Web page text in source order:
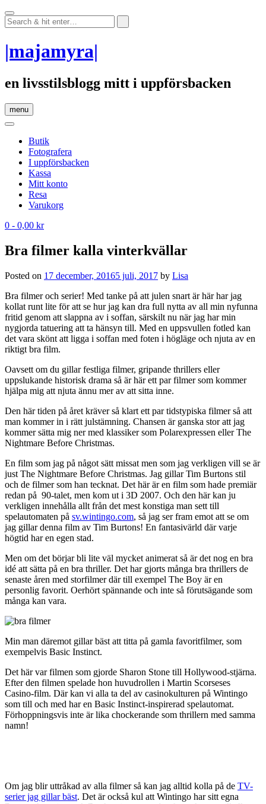
Skip
to
content
|majamyra|
en livsstilsblogg mitt i uppförsbacken
menu
Butik
Fotografera
I uppförsbacken
Kassa
Mitt konto
Resa
Varukorg
0 - 0,00 kr
Bra filmer kalla vinterkvällar
Posted on 17 december, 20165 juli, 2017 by Lisa
Bra filmer och serier! Med tanke på att julen snart är här har jag
kollat runt lite för att se hur jag kan dra full nytta av all min nyfunna
fritid genom att slappna av i soffan, särskilt nu när jag har min
nygjorda tatuering att ta hänsyn till. Med en uppsvullen fotled kan
det vara skönt att ligga i soffan med foten i högläge och njuta av en
riktigt bra film.
Oavsett om du gillar festliga filmer, gripande thrillers eller
uppslukande historisk drama så är här ett par filmer som kommer
hjälpa mig att njuta ännu mer av att sitta inne.
Den här tiden på året kräver så klart ett par tidstypiska filmer så att
man kommer in i rätt julstämning. Chansen är ganska stor att jag
kommer sätta mig ner med klassiker som Polarexpressen eller The
Nightmare Before Christmas.
En film som jag på något sätt missat men som jag verkligen vill se är
just The Nightmare Before Christmas. Jag gillar Tim Burtons stil
och de filmer som han tecknat. Det här är en film som hade premiär
redan på 90-talet, men kom ut i 3D 2007. Och den här kan ju
verkligen innehålla allt från det mest konstiga man sett till
spelautomaten på sv.wintingo.com, så jag ser fram emot att se om
jag gillar denna film av Tim Burtons! En fantasivärld där varje
högtid har en egen stad.
Men om det börjar bli lite väl mycket animerat så är det nog en bra
idé att sätta på en bra thriller. Det har gjorts många bra thrillers de
senaste åren med storfilmer där till exempel The Boy är en
personlig favorit. Oerhört spännande och inte så förutsägande som
många kan vara.
Min man däremot gillar bäst att titta på gamla favoritfilmer, som
exempelvis Basic Instinct.
Det här var filmen som gjorde Sharon Stone till Hollywood-stjärna.
Efter den filmen spelade hon huvudrollen i Martin Scorseses
Casino-film. Där kan vi alla ta del av casinokulturen på Wintingo
som till och med har en Basic Instinct-inspirerad spelautomat.
Förhoppningsvis inte är lika chockerande som thrillern med samma
namn!
Om jag blir uttråkad av alla filmer så kan jag alltid kolla på de TV-
serier jag gillar bäst. Det är också kul att Wintingo har sitt egna